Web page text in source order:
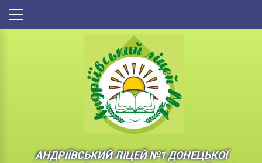
АНДРІЇВСЬКИЙ ЛІЦЕЙ №1 ДОНЕЦЬКОЇ